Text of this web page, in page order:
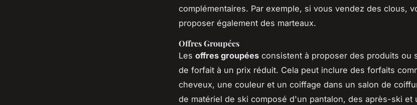
complémentaires. Par exemple, si vous vendez des clous,
proposer également des marteaux.
Offres Groupées
Les offres groupées consistent à proposer des produits ou
de forfait à un prix réduit. Cela peut inclure des forfaits
cheveux, une couleur et un coiffage dans un salon de
de matériel de ski composé d'un pantalon, des après-ski et